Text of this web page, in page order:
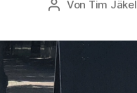
Beitragsautor
Von Tim Jäkel